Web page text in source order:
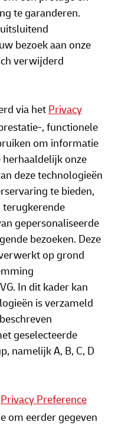
te garanderen.
bezoek aan onze
verwijderd
via het Privacy
, functionele
om informatie
herhaaldelijk onze
deze technologieën
te bieden,
terugkerende
gepersonaliseerde
bezoeken. Deze
op grond
In dit kader kan
is verzameld
geselecteerde
namelijk A, B, C, D
Privacy Preference
om eerder gegeven